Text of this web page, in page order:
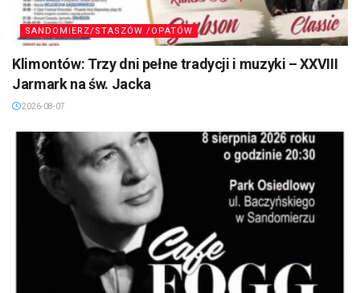
SANDOMIERZ/STASZÓW /OPATÓW
Klimontów: Trzy dni pełne tradycji i muzyki – XXVIII
Jarmark na św. Jacka
2026-08-07